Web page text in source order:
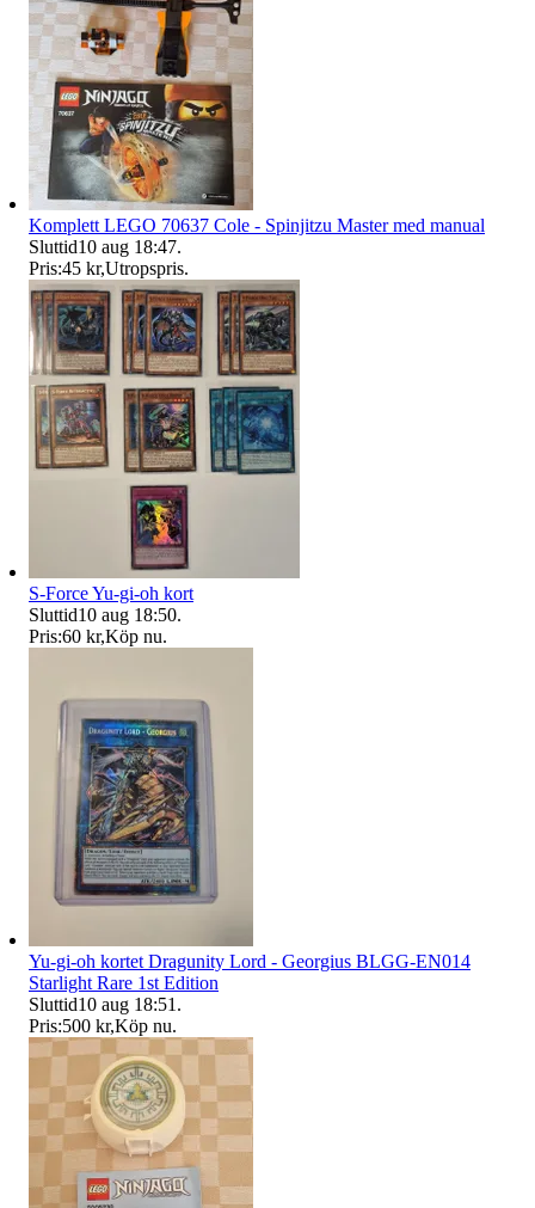
Komplett LEGO 70637 Cole - Spinjitzu Master med manual
Sluttid10 aug 18:47.
Pris:45 kr,Utropspris.
S-Force Yu-gi-oh kort
Sluttid10 aug 18:50.
Pris:60 kr,Köp nu.
Yu-gi-oh kortet Dragunity Lord - Georgius BLGG-EN014
Starlight Rare 1st Edition
Sluttid10 aug 18:51 .
Pris:500 kr,Köp nu.